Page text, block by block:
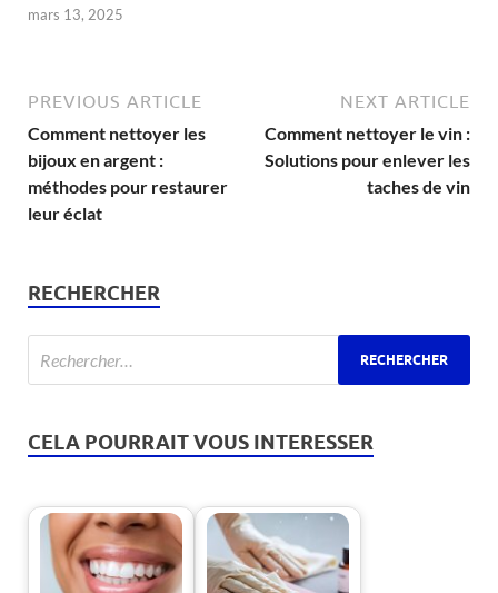
mars 13, 2025
PREVIOUS ARTICLE
Comment nettoyer les
bijoux en argent :
méthodes pour restaurer
leur éclat
NEXT ARTICLE
Comment nettoyer le vin :
Solutions pour enlever les
taches de vin
RECHERCHER
CELA POURRAIT VOUS INTERESSER